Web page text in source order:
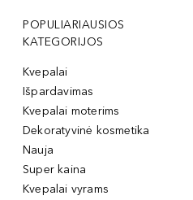
POPULIARIAUSIOS
KATEGORIJOS
Kvepalai
Išpardavimas
Kvepalai moterims
Dekoratyvinė kosmetika
Nauja
Super kaina
Kvepalai vyrams